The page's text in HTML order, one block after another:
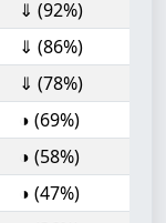
⇓ (92%)
⇓ (86%)
⇓ (78%)
◑ (69%)
◑ (58%)
◑ (47%)